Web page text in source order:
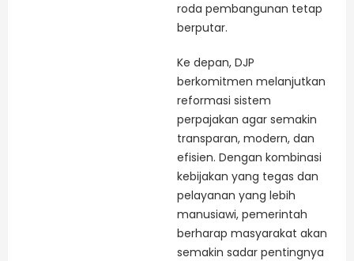
roda pembangunan tetap
berputar.
Ke depan, DJP
berkomitmen melanjutkan
reformasi sistem
perpajakan agar semakin
transparan, modern, dan
efisien. Dengan kombinasi
kebijakan yang tegas dan
pelayanan yang lebih
manusiawi, pemerintah
berharap masyarakat akan
semakin sadar pentingnya